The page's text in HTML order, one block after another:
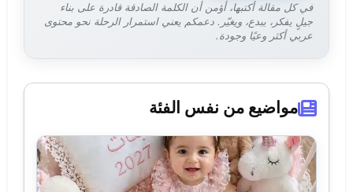
في كل مقالة أكتبها، أؤمن أن الكلمة الصادقة قادرة على بناء
جيلٍ يفكر، يبدع، ويغيّر. دعمكم يعني استمرار الرحلة نحو محتوى
عربي أكثر وعيًا وجودة.
مواضيع من نفس الفئة